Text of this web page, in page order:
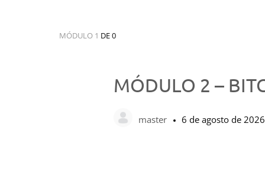
MÓDULO 1 DE 0
MÓDULO 2 –
master 6 de agosto de 2026